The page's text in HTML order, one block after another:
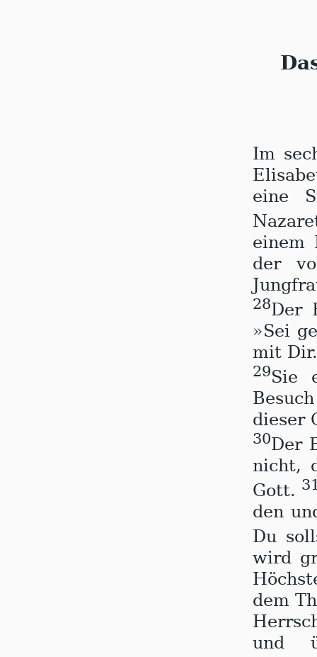
Im
eine
einem
der
28Der
»Sei
mit
29Sie
dieser
30Der
nicht,
Gott.
den
Du
wird
dem
und